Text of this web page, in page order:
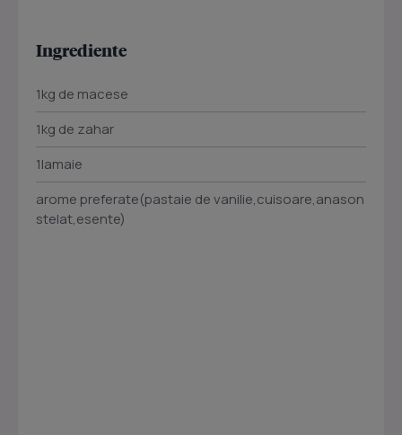
Ingrediente
1kg de macese
1kg de zahar
1lamaie
arome preferate(pastaie de vanilie,cuisoare,anason
stelat,esente)